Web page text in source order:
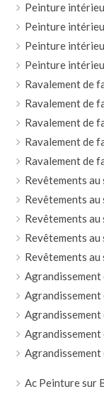
Peinture
Peinture
Peinture
Peinture
Ravalement de
Ravalement de
Ravalement de
Ravalement de
Ravalement de
Revêtements au
Revêtements
Revêtements au
Revêtements au
Revêtements
Agrandissement
Agrandissement
Ac Peinture sur